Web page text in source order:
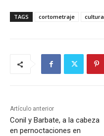
TAGS cortometraje cultura
Artículo anterior
Conil y Barbate, a la cabeza
en pernoctaciones en